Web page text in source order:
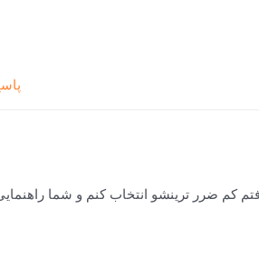
کم ضرر ترینشو انتخاب کنم و شما